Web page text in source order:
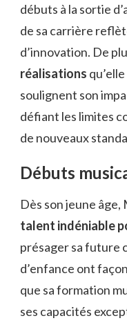
débuts à la sortie
de sa carrière
d’innovation. De
réalisations
soulignent son
défiant les limites
de nouveaux
Débuts
Dès son jeune âge,
talent indéniable
présager sa future
d’enfance ont
que sa formation
ses capacités